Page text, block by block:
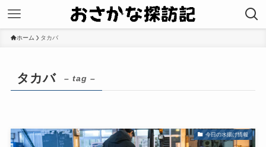
ホーム タカバ
タカバ – tag –
今日の水揚げ情報